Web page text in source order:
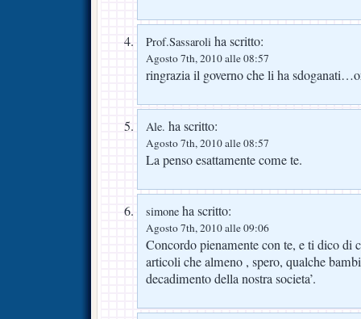
Prof.Sassaroli ha scritto:
Agosto 7th, 2010 alle 08:57
ringrazia il governo che li ha
Ale. ha scritto:
Agosto 7th, 2010 alle 08:57
La penso esattamente come te.
simone ha scritto:
Agosto 7th, 2010 alle 09:06
Concordo pienamente con te, e ti dico di
articoli che almeno , spero, qualche
decadimento della nostra societa’.